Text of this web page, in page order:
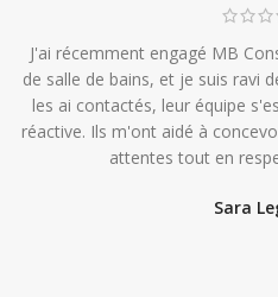
J'ai récemment engagé MB
de salle de bains, et je suis ravi
les ai contactés, leur équipe
réactive. Ils m'ont aidé à
attentes tout en
Sara